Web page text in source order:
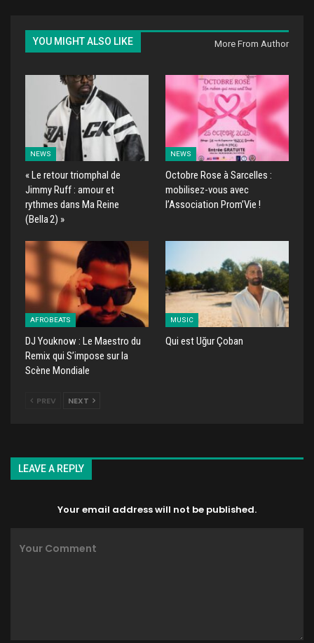
YOU MIGHT ALSO LIKE More From Author
NEWS
« Le retour triomphal de
Jimmy Ruff : amour et
rythmes dans Ma Reine
(Bella 2) »
NEWS
Octobre Rose à Sarcelles :
mobilisez-vous avec
l’Association Prom’Vie !
AFROBEATS
DJ Youknow : Le Maestro du
Remix qui S’impose sur la
Scène Mondiale
MUSIC
Qui est Uğur Çoban
PREV NEXT
LEAVE A REPLY
Your email address will not be published.